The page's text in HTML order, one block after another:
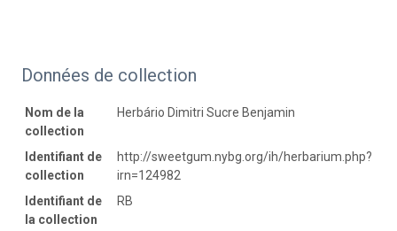
Données de collection
Nom de la
collection
Herbário Dimitri Sucre Benjamin
Identifiant de
collection
http://sweetgum.nybg.org/ih/herbarium.php?
irn=124982
Identifiant de
la collection
RB